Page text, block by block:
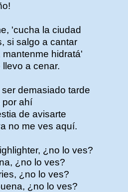
'cucha la ciudad
si salgo a cantar
hidratá'
a cenar.
demasiado tarde
por ahí
de avisarte
no me ves aquí.
¿no lo ves?
¿no lo ves?
¿no lo ves?
¿no lo ves?